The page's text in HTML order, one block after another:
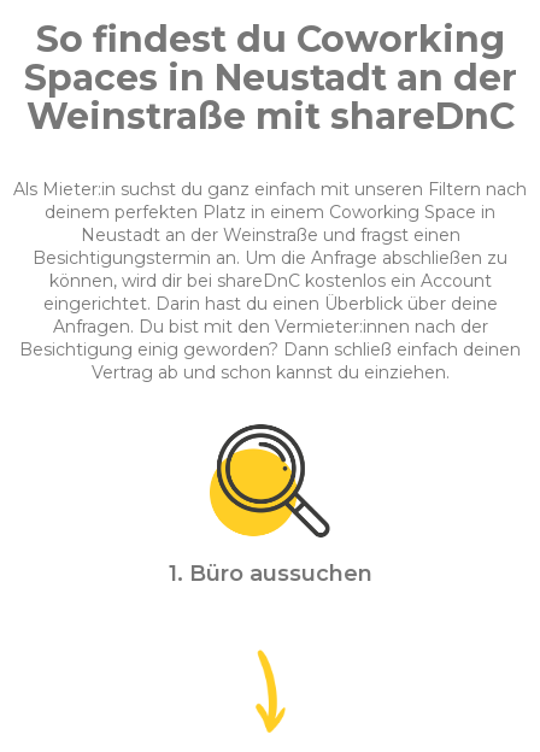
So findest du Coworking
Spaces in Neustadt an der
Weinstraße mit shareDnC
Als Mieter:in suchst du ganz einfach mit unseren Filtern nach
deinem perfekten Platz in einem Coworking Space in
Neustadt an der Weinstraße und fragst einen
Besichtigungstermin an. Um die Anfrage abschließen zu
können, wird dir bei shareDnC kostenlos ein Account
eingerichtet. Darin hast du einen Überblick über deine
Anfragen. Du bist mit den Vermieter:innen nach der
Besichtigung einig geworden? Dann schließ einfach deinen
Vertrag ab und schon kannst du einziehen.
1. Büro aussuchen